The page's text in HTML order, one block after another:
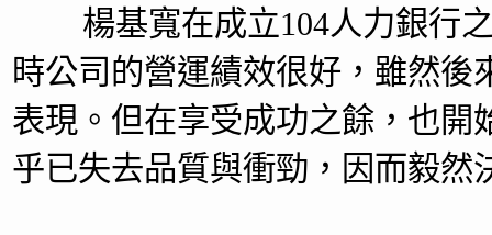
楊基寬在成立104人力銀行之
時公司的營運績效很好，雖然
表現。但在享受成功之餘，也開
乎已失去品質與衝勁，因而毅然